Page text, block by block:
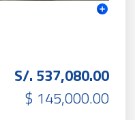
S/. 537,080.00
$ 145,000.00